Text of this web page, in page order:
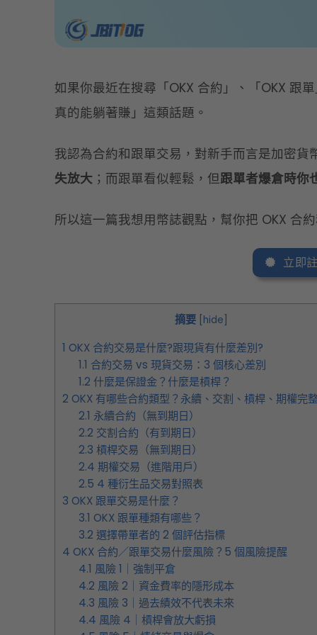
如果你最近在搜尋「OKX 合約」、「OKX 跟
真的能躺著賺」這類話題。
我認為合約和跟單交易，對新手而言是加密
失放大 ；而跟單看似輕鬆，但跟單者爆倉時你
所以這一篇我想用幣誌觀點，幫你把 OKX 合
立即
摘要 hide
1 OKX 合約交易是什麼?跟現貨有什麼差別?
1.1 合約交易 vs 現貨交易：3 個核心差別
1.2 什麼是保證金？什麼是槓桿？
2 OKX 有哪些合約類型？永續、交割、槓桿、期權完
2.1 永續合約（無到期日）
2.2 交割合約（有到期日）
2.3 槓桿交易（無到期日）
2.4 期權交易（進階用戶）
2.5 4 種衍生品交易對照表
3 OKX 跟單交易是什麼？
3.1 OKX 跟單種類有哪些？
3.2 選擇帶單者的 2 個評估指標
4 OKX 合約／跟單交易什麼風險？5 個風險提醒
4.1 風險 1｜強制平倉
4.2 風險 2｜資金費率的隱形成本
4.3 風險 3｜過去績效不代表未來
4.4 風險 4｜槓桿會放大虧損